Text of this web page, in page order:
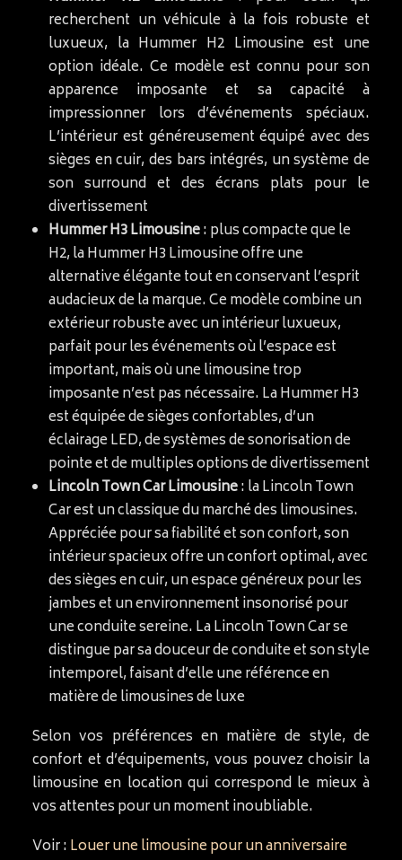
recherchent un véhicule à la fois robuste et
luxueux, la Hummer H2 Limousine est une
option idéale. Ce modèle est connu pour son
apparence imposante et sa capacité à
impressionner lors d’événements spéciaux.
L’intérieur est généreusement équipé avec des
sièges en cuir, des bars intégrés, un système de
son surround et des écrans plats pour le
divertissement
Hummer H3 Limousine: plus compacte que le
H2, la Hummer H3 Limousine offre une
alternative élégante tout en conservant l’esprit
audacieux de la marque. Ce modèle combine un
extérieur robuste avec un intérieur luxueux,
parfait pour les événements où l’espace est
important, mais où une limousine trop
imposante n’est pas nécessaire. La Hummer H3
est équipée de sièges confortables, d’un
éclairage LED, de systèmes de sonorisation de
pointe et de multiples options de divertissement
Lincoln Town Car Limousine: la Lincoln Town
Car est un classique du marché des limousines.
Appréciée pour sa fiabilité et son confort, son
intérieur spacieux offre un confort optimal, avec
des sièges en cuir, un espace généreux pour les
jambes et un environnement insonorisé pour
une conduite sereine. La Lincoln Town Car se
distingue par sa douceur de conduite et son style
intemporel, faisant d’elle une référence en
matière de limousines de luxe
Selon vos préférences en matière de style, de
confort et d’équipements, vous pouvez choisir la
limousine en location qui correspond le mieux à
vos attentes pour un moment inoubliable.
Voir :Louer une limousine pour un anniversaire